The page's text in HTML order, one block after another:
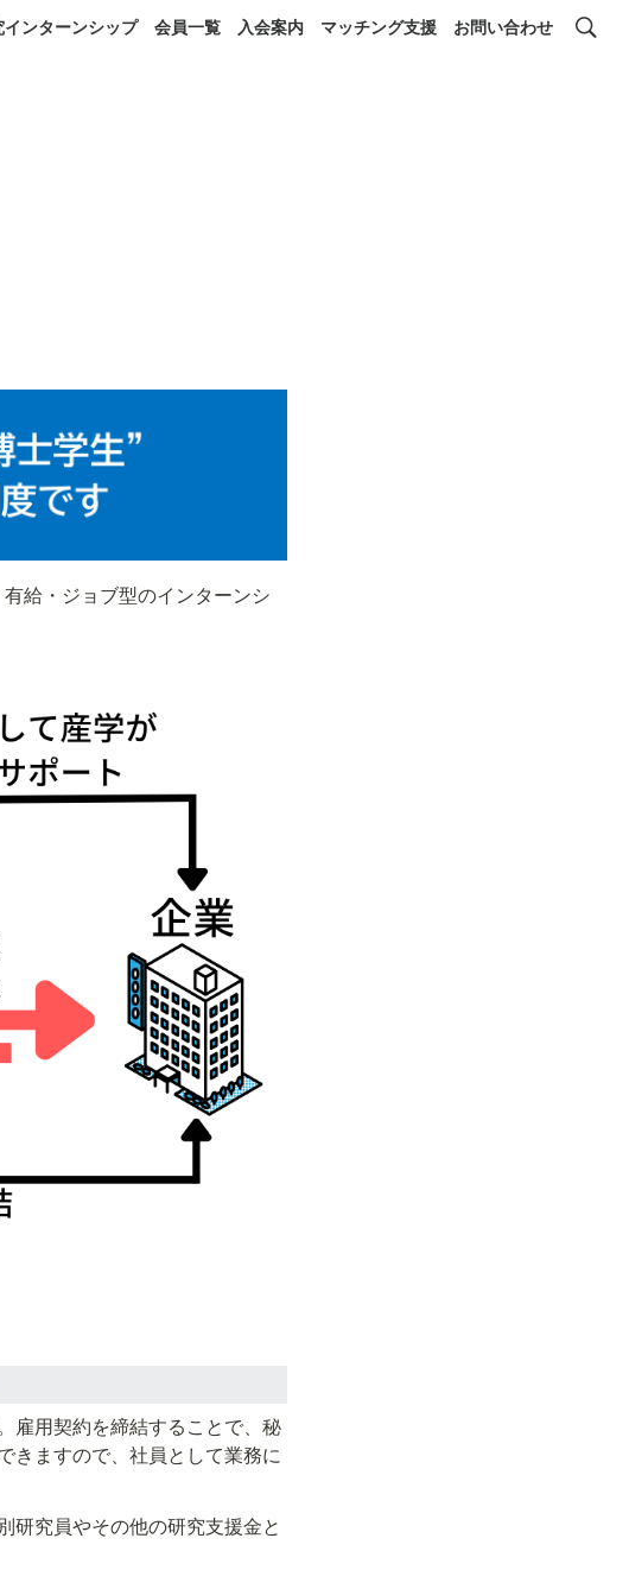
ンターンシップ 会員一覧 入会案内 マッチング支援 お問い合わせ
給・ジョブ型のインターンシ
雇用契約を締結することで、秘
きますので、社員として業務に
研究員やその他の研究支援金と